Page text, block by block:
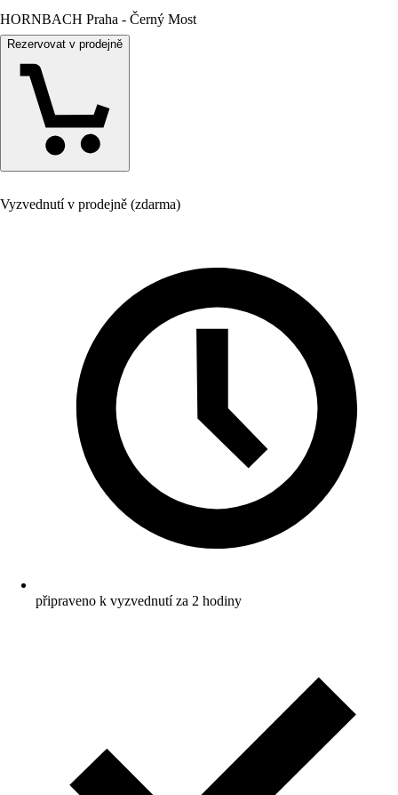
HORNBACH Praha - Černý Most
Rezervovat v prodejně
Vyzvednutí v prodejně (zdarma)
připraveno k vyzvednutí za 2 hodiny